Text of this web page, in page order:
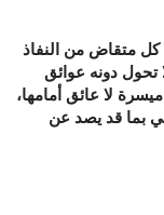
كل متقاض من النفاذ
تحول دونه عوائق
لا عائق أمامها،
بما قد يصد عن